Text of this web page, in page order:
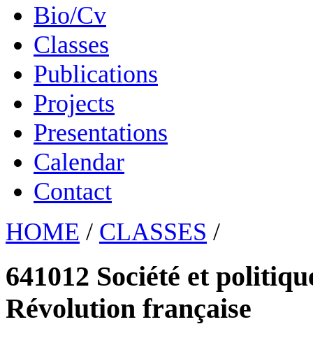
Bio/Cv
Classes
Publications
Projects
Presentations
Calendar
Contact
HOME / CLASSES /
641012 Société et
Révolution française